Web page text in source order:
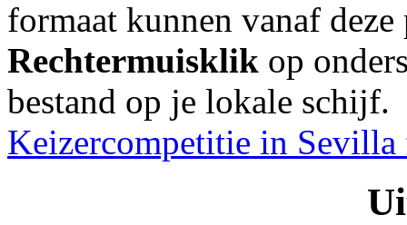
formaat kunnen vanaf
Rechtermuisklik op
bestand op je lokale schijf.
Keizercompetitie in Sevilla